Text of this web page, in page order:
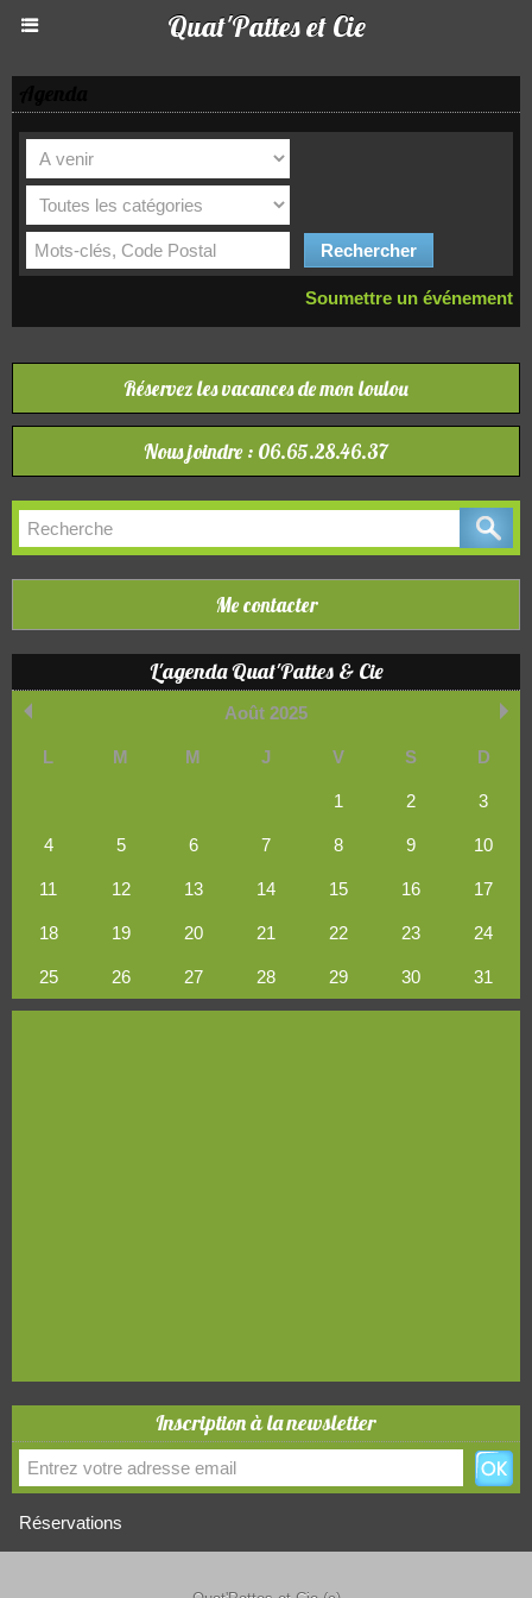
Quat'Pattes et Cie
Soumettre un événement
Réservez les vacances de mon loulou
Nous joindre : 06.65.28.46.37
Me contacter
L'agenda Quat'Pattes & Cie
Août 2025
L M M J V S D
1 2 3
4 5 6 7 8 9 10
11 12 13 14 15 16 17
18 19 20 21 22 23 24
25 26 27 28 29 30 31
Inscription à la newsletter
Réservations